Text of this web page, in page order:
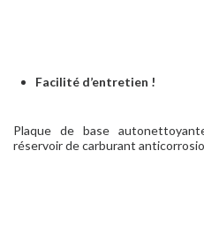
Facilité d’entretien !
Plaque de base
réservoir de carburant